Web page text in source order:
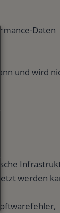
Daten
und wird
werden